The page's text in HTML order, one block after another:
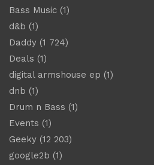
Bass Music (1)
d&b (1)
Daddy (1 724)
Deals (1)
digital armshouse ep (1)
dnb (1)
Drum n Bass (1)
Events (1)
Geeky (12 203)
google2b (1)